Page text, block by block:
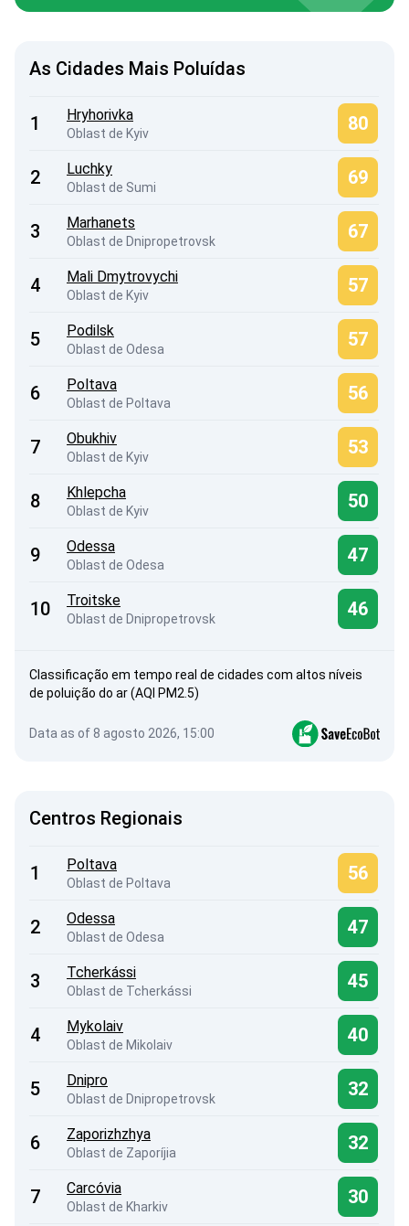
As Cidades Mais Poluídas
1 Hryhorivka
Oblast de Kyiv 80
2 Luchky
Oblast de Sumi 69
3 Marhanets
Oblast de Dnipropetrovsk 67
4 Mali Dmytrovychi
Oblast de Kyiv 57
5 Podilsk
Oblast de Odesa 57
6 Poltava
Oblast de Poltava 56
7 Obukhiv
Oblast de Kyiv 53
8 Khlepcha
Oblast de Kyiv 50
9 Odessa
Oblast de Odesa 47
10 Troitske
Oblast de Dnipropetrovsk 46
Classificação em tempo real de cidades com altos níveis
de poluição do ar (AQI PM2.5)
Data as of 8 agosto 2026, 15:00
Centros Regionais
1 Poltava
Oblast de Poltava 56
2 Odessa
Oblast de Odesa 47
3 Tcherkássi
Oblast de Tcherkássi 45
4 Mykolaiv
Oblast de Mikolaiv 40
5 Dnipro
Oblast de Dnipropetrovsk 32
6 Zaporizhzhya
Oblast de Zaporíjia 32
7 Carcóvia
Oblast de Kharkiv 30